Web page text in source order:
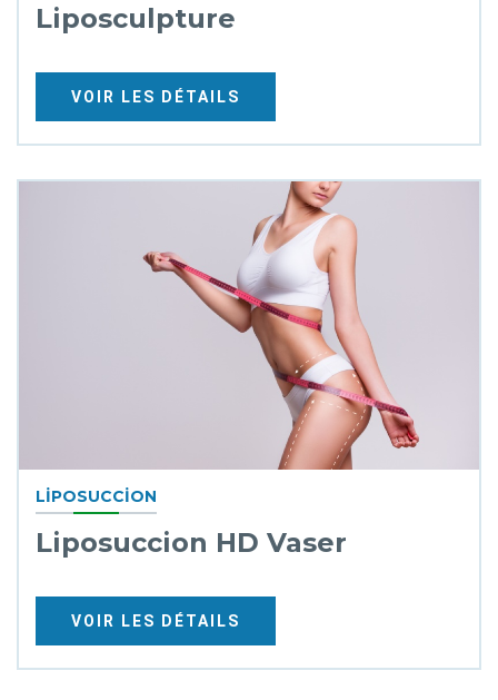
Liposculpture
VOIR LES DÉTAILS
LIPOSUCCION
Liposuccion HD Vaser
VOIR LES DÉTAILS